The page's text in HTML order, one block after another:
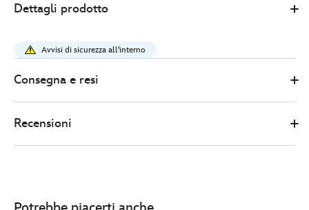
Store
10.00
sagomata-
winnie-
the-
http://schema.org/InStock
Dettagli prodotto
Avvisi di sicurezza all'interno
Consegna e resi
Recensioni